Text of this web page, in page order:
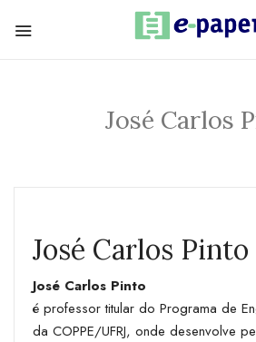
José Carlos
José Carlos Pinto
José Carlos Pinto
é professor titular do Programa de
da COPPE/UFRJ, onde desenvolve